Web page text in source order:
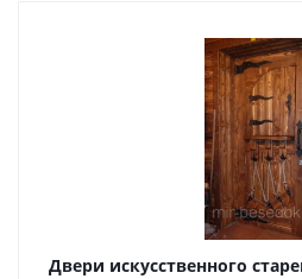
Двери искусственного